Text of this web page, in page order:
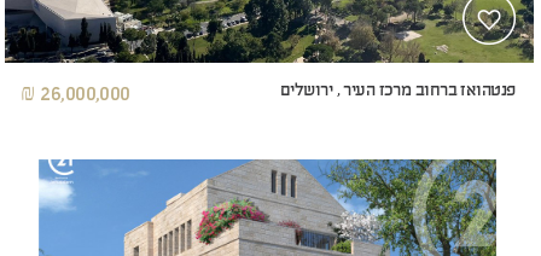
פנטהואז ברחוב מרכז העיר , ירושלים 26,000,000 ₪